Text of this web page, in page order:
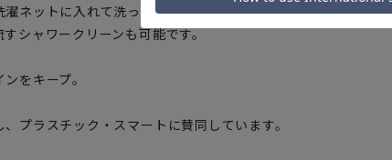
ネットに入れて洗っていただけます。さらにハンガ
シャワークリーンも可能です。
をキープ。
プラスチック・スマートに賛同しています。